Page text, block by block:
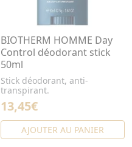
BIOTHERM HOMME Day
Control déodorant stick
50ml
Stick déodorant, anti-
transpirant.
13,45€
AJOUTER AU PANIER